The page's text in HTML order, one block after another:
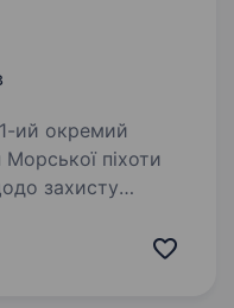
Морської піхоти
захисту
у свою